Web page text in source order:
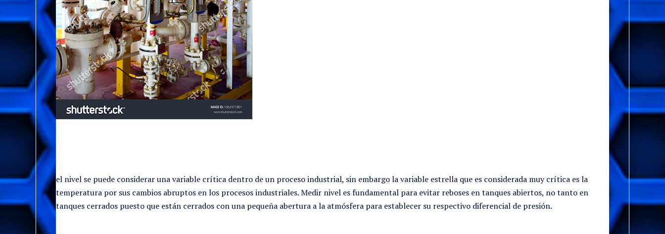
el nivel se puede considerar una variable crítica dentro de un proceso industrial, sin embargo la variable estrella que es considerada muy crítica es la
temperatura por sus cambios abruptos en los procesos industriales. Medir nivel es fundamental para evitar reboses en tanques abiertos, no tanto en
tanques cerrados puesto que están cerrados con una pequeña abertura a la atmósfera para establecer su respectivo diferencial de presión.